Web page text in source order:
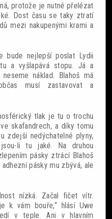
protože je nutné přelézat
Dost času se taky ztratí
mezi nakupenými krami a
bude nejlepší poslat Lydii
a vyšlapává stopu. Já a
náklad. Blahoš má
musí zastavovat a
tlak je tu o trochu
skafandrech, a díky tomu
zdejší nedýchatelné plyny,
jsou-li tu jaké. Na druhou
pásky ztrácí Blahoš
pásky mu zbývá, ale
nízká. Začal fičet vítr.
k vám bouře,“ hlásí Uwe
v teple. Ani v hlavním